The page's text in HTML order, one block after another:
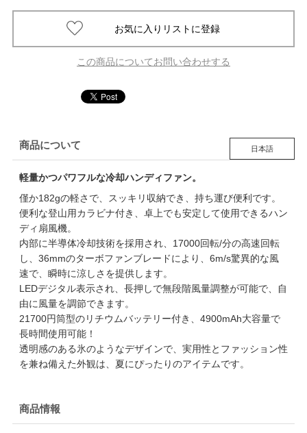
この商品についてお問い合わせする
商品について 日本語
軽量かつパワフルな冷却ハンディファン。
僅か182gの軽さで、スッキリ収納でき、持ち運び便利です。
便利な登山用カラビナ付き、卓上でも安定して使用できるハン
ディ扇風機。
内部に半導体冷却技術を採用され、17000回転/分の高速回転
し、36mmのターボファンブレードにより、6m/s驚異的な風
速で、瞬時に涼しさを提供します。
LEDデジタル表示され、長押しで無段階風量調整が可能で、自
由に風量を調節できます。
21700円筒型のリチウムバッテリー付き、4900mAh大容量で
長時間使用可能！
透明感のある氷のようなデザインで、実用性とファッション性
を兼ね備えた外観は、夏にぴったりのアイテムです。
商品情報